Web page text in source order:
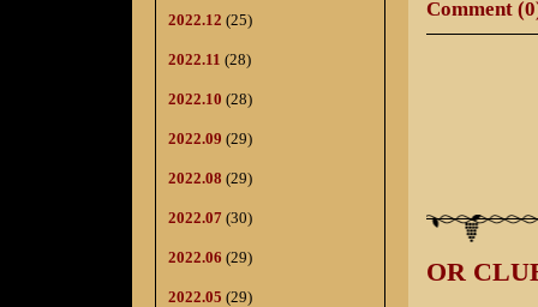
2022.12 (25)
2022.11 (28)
2022.10 (28)
2022.09 (29)
2022.08 (29)
2022.07 (30)
2022.06 (29)
2022.05 (29)
Comment
OR